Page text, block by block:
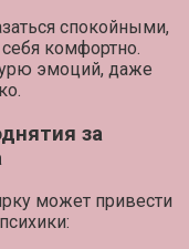
спокойными,
себя комфортно.
эмоций, даже
за
может привести